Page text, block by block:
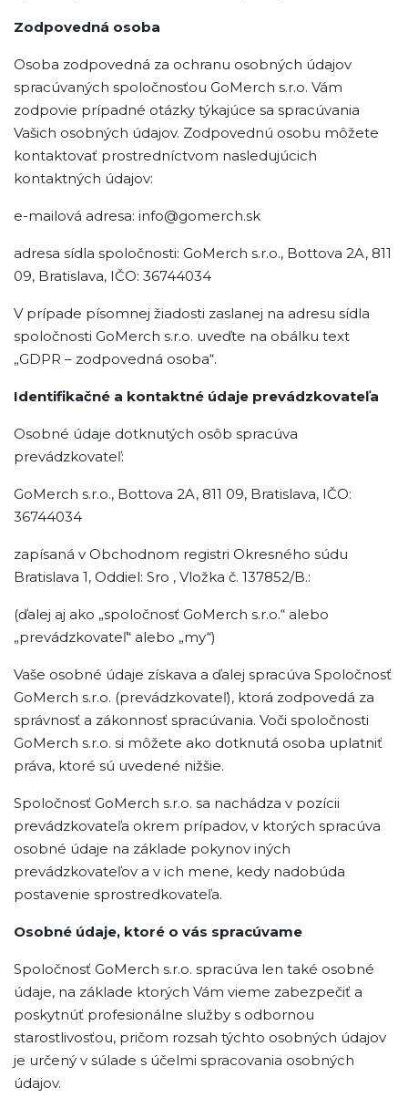
Zodpovedná osoba
Osoba zodpovedná za ochranu osobných údajov
spracúvaných spoločnosťou GoMerch s.r.o. Vám
zodpovie prípadné otázky týkajúce sa spracúvania
Vašich osobných údajov. Zodpovednú osobu môžete
kontaktovať prostredníctvom nasledujúcich
kontaktných údajov:
e-mailová adresa: info@gomerch.sk
adresa sídla spoločnosti: GoMerch s.r.o., Bottova 2A, 811
09, Bratislava, IČO: 36744034
V prípade písomnej žiadosti zaslanej na adresu sídla
spoločnosti GoMerch s.r.o. uveďte na obálku text
„GDPR – zodpovedná osoba“.
Identifikačné a kontaktné údaje prevádzkovateľa
Osobné údaje dotknutých osôb spracúva
prevádzkovateľ:
GoMerch s.r.o., Bottova 2A, 811 09, Bratislava, IČO:
36744034
zapísaná v Obchodnom registri Okresného súdu
Bratislava 1, Oddiel: Sro , Vložka č. 137852/B.:
(ďalej aj ako „spoločnosť GoMerch s.r.o.“ alebo
„prevádzkovateľ“ alebo „my“)
Vaše osobné údaje získava a ďalej spracúva Spoločnosť
GoMerch s.r.o. (prevádzkovateľ), ktorá zodpovedá za
správnosť a zákonnosť spracúvania. Voči spoločnosti
GoMerch s.r.o. si môžete ako dotknutá osoba uplatniť
práva, ktoré sú uvedené nižšie.
Spoločnosť GoMerch s.r.o. sa nachádza v pozícii
prevádzkovateľa okrem prípadov, v ktorých spracúva
osobné údaje na základe pokynov iných
prevádzkovateľov a v ich mene, kedy nadobúda
postavenie sprostredkovateľa.
Osobné údaje, ktoré o vás spracúvame
Spoločnosť GoMerch s.r.o. spracúva len také osobné
údaje, na základe ktorých Vám vieme zabezpečiť a
poskytnúť profesionálne služby s odbornou
starostlivosťou, pričom rozsah týchto osobných údajov
je určený v súlade s účelmi spracovania osobných
údajov.